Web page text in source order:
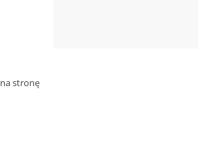
na stronę